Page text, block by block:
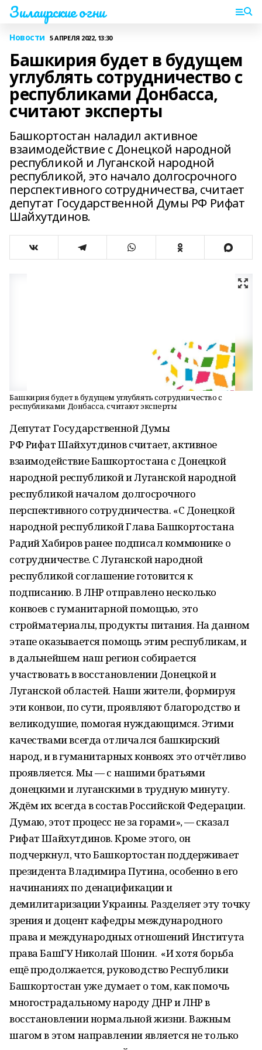
Зилаирские огни
Новости 5 АПРЕЛЯ 2022, 13:30
Башкирия будет в будущем
углублять сотрудничество с
республиками Донбасса,
считают эксперты
Башкортостан наладил активное
взаимодействие с Донецкой народной
республикой и Луганской народной
республикой, это начало долгосрочного
перспективного сотрудничества, считает
депутат Государственной Думы РФ Рифат
Шайхутдинов.
Башкирия будет в будущем углублять сотрудничество с
республиками Донбасса, считают эксперты
Депутат Государственной Думы
РФ Рифат Шайхутдинов считает, активное
взаимодействие Башкортостана с Донецкой
народной республикой и Луганской народной
республикой началом долгосрочного
перспективного сотрудничества. «С Донецкой
народной республикой Глава Башкортостана
Радий Хабиров ранее подписал коммюнике о
сотрудничестве. С Луганской народной
республикой соглашение готовится к
подписанию. В ЛНР отправлено несколько
конвоев с гуманитарной помощью, это
стройматериалы, продукты питания. На данном
этапе оказывается помощь этим республикам, и
в дальнейшем наш регион собирается
участвовать в восстановлении Донецкой и
Луганской областей. Наши жители, формируя
эти конвои, по сути, проявляют благородство и
великодушие, помогая нуждающимся. Этими
качествами всегда отличался башкирский
народ, и в гуманитарных конвоях это отчётливо
проявляется. Мы — с нашими братьями
донецкими и луганскими в трудную минуту.
Ждём их всегда в состав Российской Федерации.
Думаю, этот процесс не за горами», — сказал
Рифат Шайхутдинов. Кроме этого, он
подчеркнул, что Башкортостан поддерживает
президента Владимира Путина, особенно в его
начинаниях по денацификации и
демилитаризации Украины. Разделяет эту точку
зрения и доцент кафедры международного
права и международных отношений Института
права БашГУ Николай Шонин. «И хотя борьба
ещё продолжается, руководство Республики
Башкортостан уже думает о том, как помочь
многострадальному народу ДНР и ЛНР в
восстановлении нормальной жизни. Важным
шагом в этом направлении является не только